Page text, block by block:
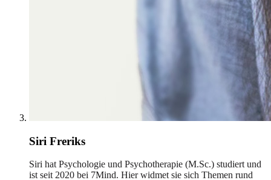
Siri Freriks
Siri hat Psychologie und Psychotherapie (M.Sc.) studiert und
ist seit 2020 bei 7Mind. Hier widmet sie sich Themen rund